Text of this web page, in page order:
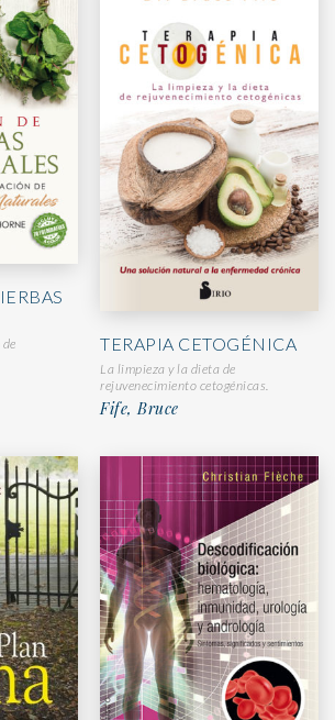
TERAPIA CETOGÉNICA
La limpieza y la dieta de
rejuvenecimiento cetogénicas.
Fife, Bruce